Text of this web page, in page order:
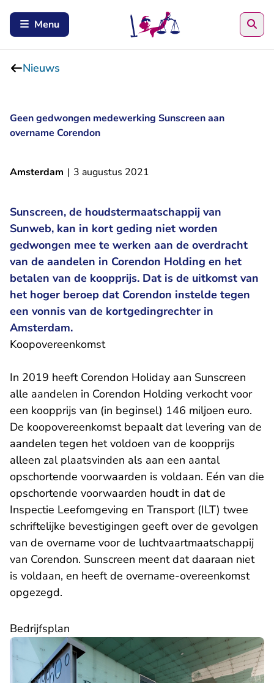
Menu
Nieuws
Geen gedwongen medewerking Sunscreen aan
overname Corendon
Amsterdam | 3 augustus 2021
Sunscreen, de houdstermaatschappij van
Sunweb, kan in kort geding niet worden
gedwongen mee te werken aan de overdracht
van de aandelen in Corendon Holding en het
betalen van de koopprijs. Dat is de uitkomst van
het hoger beroep dat Corendon instelde tegen
een vonnis van de kortgedingrechter in
Amsterdam.
Koopovereenkomst
In 2019 heeft Corendon Holiday aan Sunscreen
alle aandelen in Corendon Holding verkocht voor
een koopprijs van (in beginsel) 146 miljoen euro.
De koopovereenkomst bepaalt dat levering van de
aandelen tegen het voldoen van de koopprijs
alleen zal plaatsvinden als aan een aantal
opschortende voorwaarden is voldaan. Eén van die
opschortende voorwaarden houdt in dat de
Inspectie Leefomgeving en Transport (ILT) twee
schriftelijke bevestigingen geeft over de gevolgen
van de overname voor de luchtvaartmaatschappij
van Corendon. Sunscreen meent dat daaraan niet
is voldaan, en heeft de overname-overeenkomst
opgezegd.
Bedrijfsplan